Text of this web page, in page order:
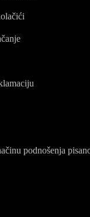
podnošenja